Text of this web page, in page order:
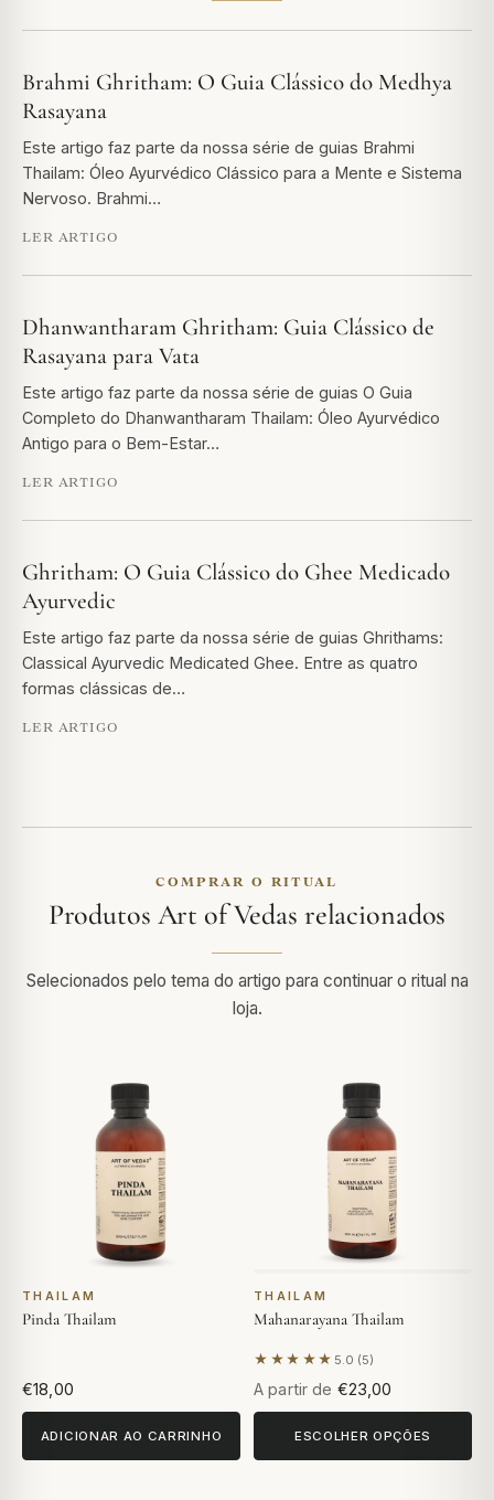
Brahmi Ghritham: O Guia Clássico do Medhya
Rasayana
Este artigo faz parte da nossa série de guias Brahmi
Thailam: Óleo Ayurvédico Clássico para a Mente e Sistema
Nervoso. Brahmi…
LER ARTIGO
Dhanwantharam Ghritham: Guia Clássico de
Rasayana para Vata
Este artigo faz parte da nossa série de guias O Guia
Completo do Dhanwantharam Thailam: Óleo Ayurvédico
Antigo para o Bem-Estar…
LER ARTIGO
Ghritham: O Guia Clássico do Ghee Medicado
Ayurvedic
Este artigo faz parte da nossa série de guias Ghrithams:
Classical Ayurvedic Medicated Ghee. Entre as quatro
formas clássicas de…
LER ARTIGO
COMPRAR O RITUAL
Produtos Art of Vedas relacionados
Selecionados pelo tema do artigo para continuar o ritual na
loja.
THAILAM
Pinda Thailam
€18,00
ADICIONAR AO CARRINHO
THAILAM
Mahanarayana Thailam
★★★★★ 5.0 (5)
Com base em 5 avaliações
A partir de €23,00
ESCOLHER OPÇÕES